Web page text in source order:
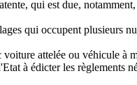
qui est due,
qui occupent plusieurs
voiture attelée ou véhicule à
à édicter les règlements